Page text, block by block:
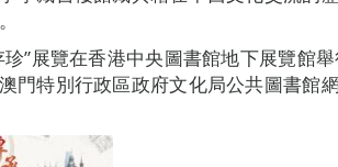
”展覽在香港中央圖書館地下展覽館
門特別行政區政府文化局公共圖書館